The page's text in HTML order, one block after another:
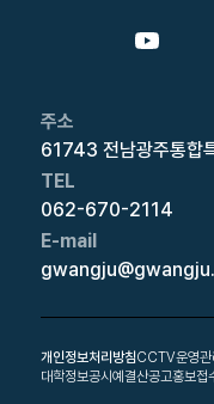
주소
61743 전남광주통합
TEL
062-670-2114
E-mail
개인정보처리방침CCTV운영관
대학정보공시예결산공고홍보접